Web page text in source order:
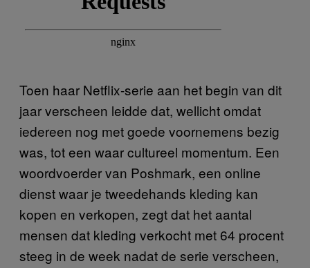
Toen haar Netflix-serie aan het begin van dit
jaar verscheen leidde dat, wellicht omdat
iedereen nog met goede voornemens bezig
was, tot een waar cultureel momentum. Een
woordvoerder van Poshmark, een online
dienst waar je tweedehands kleding kan
kopen en verkopen, zegt dat het aantal
mensen dat kleding verkocht met 64 procent
steeg in de week nadat de serie verscheen,